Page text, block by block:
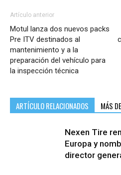
Artículo anterior
Motul lanza dos nuevos packs
Pre ITV destinados al
mantenimiento y a la
preparación del vehículo para
la inspección técnica
ARTÍCULO RELACIONADOS MÁS
Nexen Tire
Europa y
director